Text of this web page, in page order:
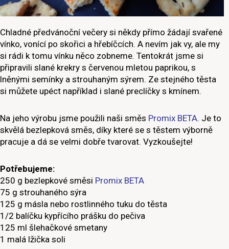
Chladné předvánoční večery si někdy přímo žádají svařené
vínko, vonící po skořici a hřebíčcích. A nevím jak vy, ale my
si rádi k tomu vínku něco zobneme. Tentokrát jsme si
připravili slané krekry s červenou mletou paprikou, s
lněnými semínky a strouhaným sýrem. Ze stejného těsta
si můžete upéct například i slané preclíčky s kmínem.
Na jeho výrobu jsme použili naši směs Promix BETA. Je to
skvělá bezlepková směs, díky které se s těstem výborně
pracuje a dá se velmi dobře tvarovat. Vyzkoušejte!
Potřebujeme:
250 g bezlepkové směsi Promix BETA
75 g strouhaného sýra
125 g másla nebo rostlinného tuku do těsta
1/2 balíčku kypřícího prášku do pečiva
125 ml šlehačkové smetany
1 malá lžička soli